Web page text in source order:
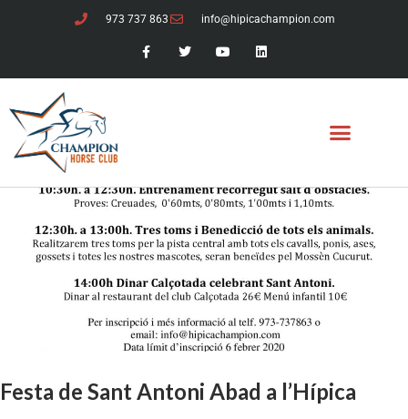
973 737 863 info@hipicachampion.com
Festa de Sant Antoni Abad a l’Hípica